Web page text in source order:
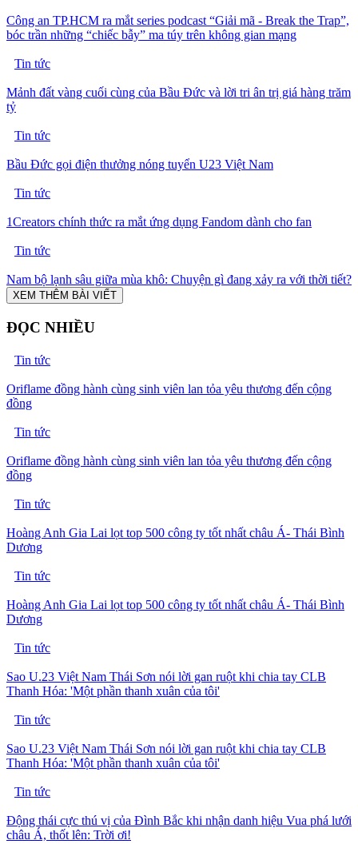
Công an TP.HCM ra mắt series podcast “Giải mã - Break the Trap”,
bóc trần những “chiếc bẫy” ma túy trên không gian mạng
Tin tức
Mảnh đất vàng cuối cùng của Bầu Đức và lời tri ân trị giá hàng trăm
tỷ
Tin tức
Bầu Đức gọi điện thưởng nóng tuyển U23 Việt Nam
Tin tức
1Creators chính thức ra mắt ứng dụng Fandom dành cho fan
Tin tức
Nam bộ lạnh sâu giữa mùa khô: Chuyện gì đang xảy ra với thời tiết?
XEM THÊM BÀI VIẾT
ĐỌC NHIỀU
Tin tức
Oriflame đồng hành cùng sinh viên lan tỏa yêu thương đến cộng
đồng
Tin tức
Oriflame đồng hành cùng sinh viên lan tỏa yêu thương đến cộng
đồng
Tin tức
Hoàng Anh Gia Lai lọt top 500 công ty tốt nhất châu Á- Thái Bình
Dương
Tin tức
Hoàng Anh Gia Lai lọt top 500 công ty tốt nhất châu Á- Thái Bình
Dương
Tin tức
Sao U.23 Việt Nam Thái Sơn nói lời gan ruột khi chia tay CLB
Thanh Hóa: 'Một phần thanh xuân của tôi'
Tin tức
Sao U.23 Việt Nam Thái Sơn nói lời gan ruột khi chia tay CLB
Thanh Hóa: 'Một phần thanh xuân của tôi'
Tin tức
Động thái cực thú vị của Đình Bắc khi nhận danh hiệu Vua phá lưới
châu Á, thốt lên: Trời ơi!